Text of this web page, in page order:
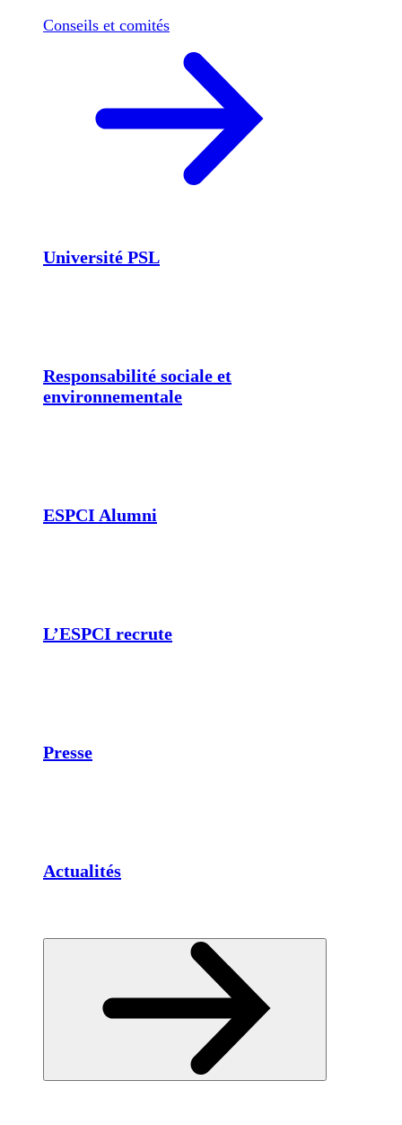
Conseils et comités
Université PSL
Responsabilité sociale et
environnementale
ESPCI Alumni
L’ESPCI recrute
Presse
Actualités